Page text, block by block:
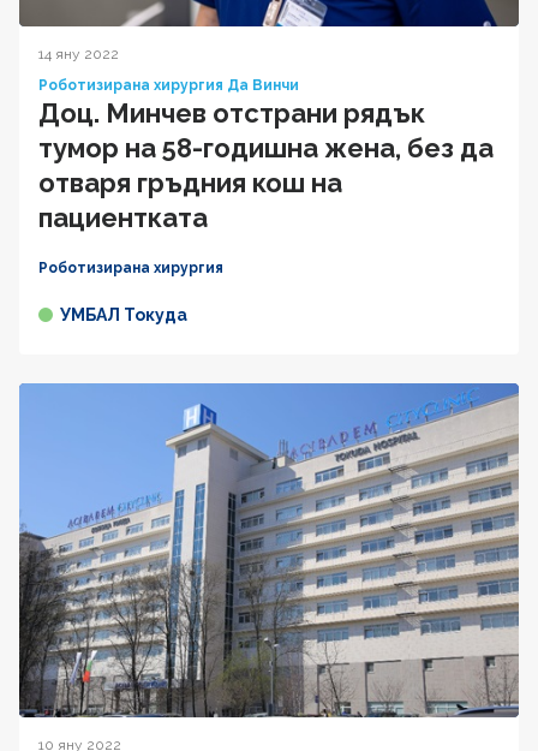
14 яну 2022
Роботизирана хирургия Да Винчи
Доц. Минчев отстрани рядък
тумор на 58-годишна жена, без да
отваря гръдния кош на
пациентката
Роботизирана хирургия
УМБАЛ Токуда
10 яну 2022